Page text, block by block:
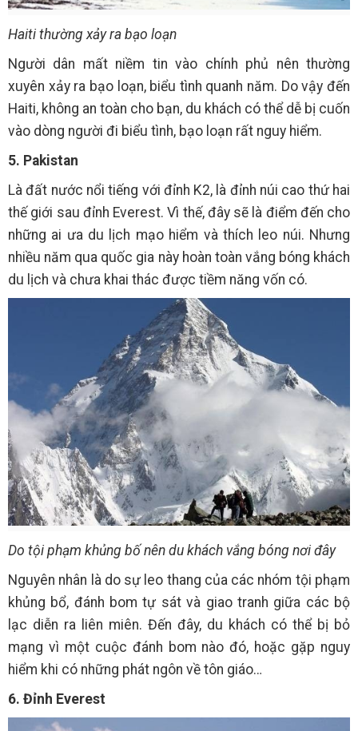
Haiti thường xảy ra bạo loạn
Người dân mất niềm tin vào chính phủ nên thường
xuyên xảy ra bạo loạn, biểu tình quanh năm. Do vậy đến
Haiti, không an toàn cho bạn, du khách có thể dễ bị cuốn
vào dòng người đi biểu tình, bạo loạn rất nguy hiểm.
5. Pakistan
Là đất nước nổi tiếng với đỉnh K2, là đỉnh núi cao thứ hai
thế giới sau đỉnh Everest. Vì thế, đây sẽ là điểm đến cho
những ai ưa du lịch mạo hiểm và thích leo núi. Nhưng
nhiều năm qua quốc gia này hoàn toàn vắng bóng khách
du lịch và chưa khai thác được tiềm năng vốn có.
Do tội phạm khủng bố nên du khách vắng bóng nơi đây
Nguyên nhân là do sự leo thang của các nhóm tội phạm
khủng bổ, đánh bom tự sát và giao tranh giữa các bộ
lạc diễn ra liên miên. Đến đây, du khách có thể bị bỏ
mạng vì một cuộc đánh bom nào đó, hoặc gặp nguy
hiểm khi có những phát ngôn về tôn giáo…
6. Đỉnh Everest